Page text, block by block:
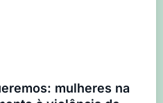
mulheres na